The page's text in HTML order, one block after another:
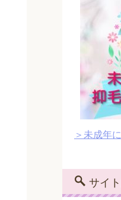
＞未成年
サイ